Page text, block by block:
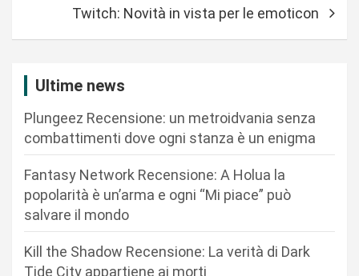
Twitch: Novità in vista per le emoticon
Ultime news
Plungeez Recensione: un metroidvania senza
combattimenti dove ogni stanza è un enigma
Fantasy Network Recensione: A Holua la
popolarità è un’arma e ogni “Mi piace” può
salvare il mondo
Kill the Shadow Recensione: La verità di Dark
Tide City appartiene ai morti